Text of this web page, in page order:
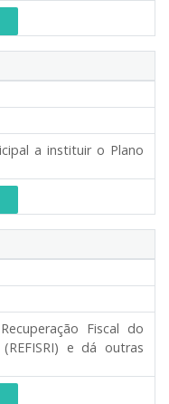
a instituir o Plano
Fiscal do
e dá outras